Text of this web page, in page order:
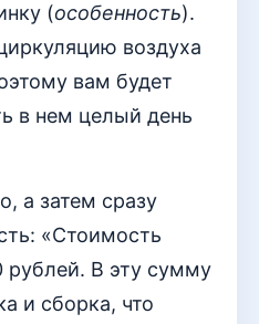
(особенность).
воздуха
вам будет
в нем целый день
а затем сразу
«Стоимость
рублей. В эту сумму
и сборка, что